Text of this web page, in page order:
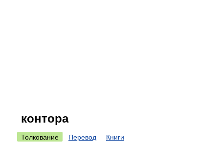
контора
Толкование Перевод Книги